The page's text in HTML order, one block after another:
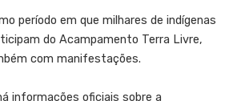
período em que milhares de indígenas
do Acampamento Terra Livre,
com manifestações.
informações oficiais sobre a